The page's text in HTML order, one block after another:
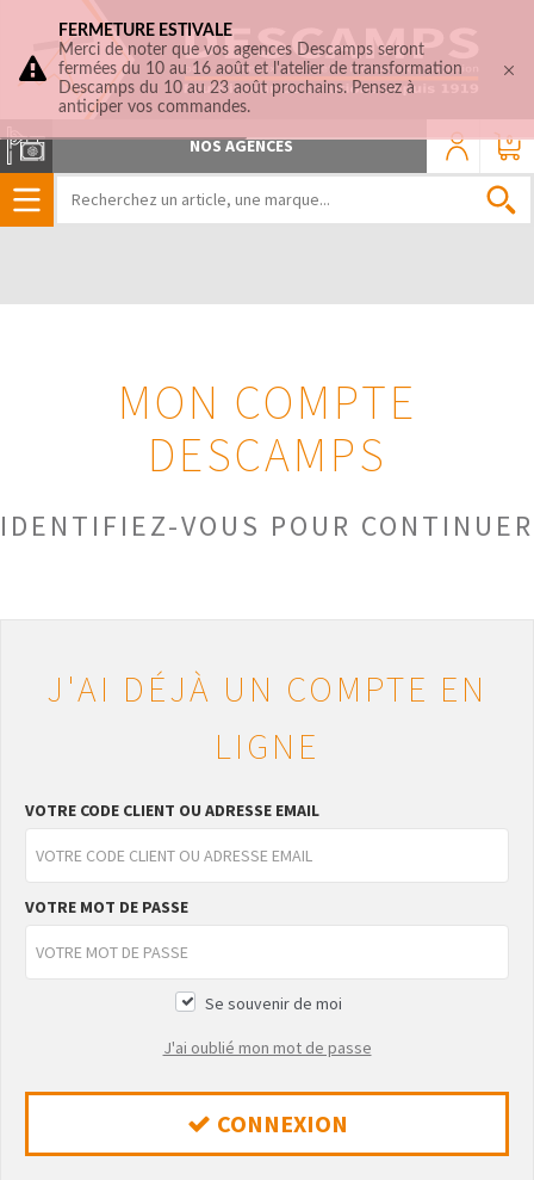
0
NOS AGENCES
MON COMPTE
DESCAMPS
IDENTIFIEZ-VOUS POUR CONTINUER
J'AI DÉJÀ UN COMPTE EN
LIGNE
VOTRE CODE CLIENT OU ADRESSE EMAIL
VOTRE MOT DE PASSE
Se souvenir de moi
J'ai oublié mon mot de passe
CONNEXION
FERMETURE ESTIVALE
Merci de noter que vos agences Descamps seront
fermées du 10 au 16 août et l'atelier de transformation
Descamps du 10 au 23 août prochains. Pensez à
anticiper vos commandes.